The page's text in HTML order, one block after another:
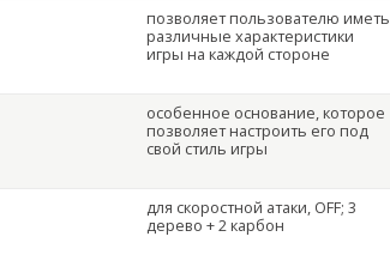
позволяет пользователю иметь
различные характеристики
игры на каждой стороне
особенное основание, которое
позволяет настроить его под
свой стиль игры
для скоростной атаки, OFF; 3
дерево + 2 карбон